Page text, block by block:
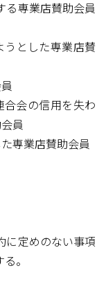
専業店賛助会員
うとした専業店賛
合会の信用を失わ
員
専業店賛助会員
定めのない事項
。